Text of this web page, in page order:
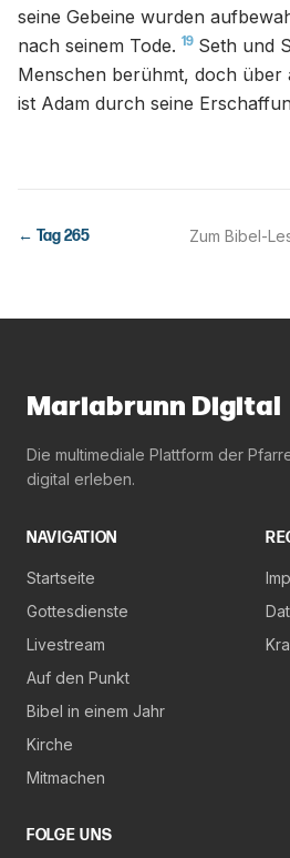
seine Gebeine wurden
nach seinem Tode. 19 Seth und
Menschen berühmt, doch über
ist Adam durch seine
← Tag265 Zum Bibel-
Mariabrunn Digital
Die multimediale Plattform der
digital erleben.
NAVIGATION
Startseite
Gottesdienste
Livestream
Auf den Punkt
Bibel in einem Jahr
Kirche
Mitmachen
FOLGE UNS